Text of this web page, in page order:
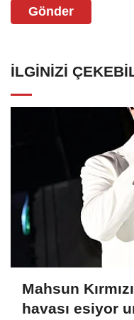
Gönder
İLGINIZI
Mahsun
havası esiyor